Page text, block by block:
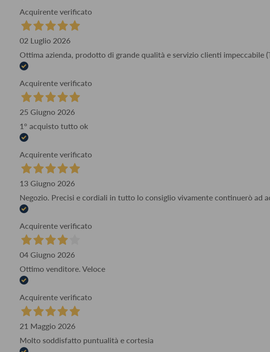
Acquirente verificato
02 Luglio 2026
Ottima azienda, prodotto di grande qualità e servizio clienti
Acquirente verificato
25 Giugno 2026
1° acquisto tutto ok
Acquirente verificato
13 Giugno 2026
Negozio. Precisi e cordiali in tutto lo consiglio vivamente continuerò ad
Acquirente verificato
04 Giugno 2026
Ottimo venditore. Veloce
Acquirente verificato
21 Maggio 2026
Molto soddisfatto puntualità e cortesia